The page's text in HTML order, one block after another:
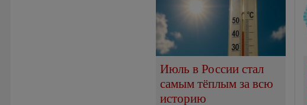
Июль в России стал
самым тёплым за всю
историю